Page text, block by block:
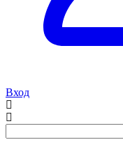
Вход